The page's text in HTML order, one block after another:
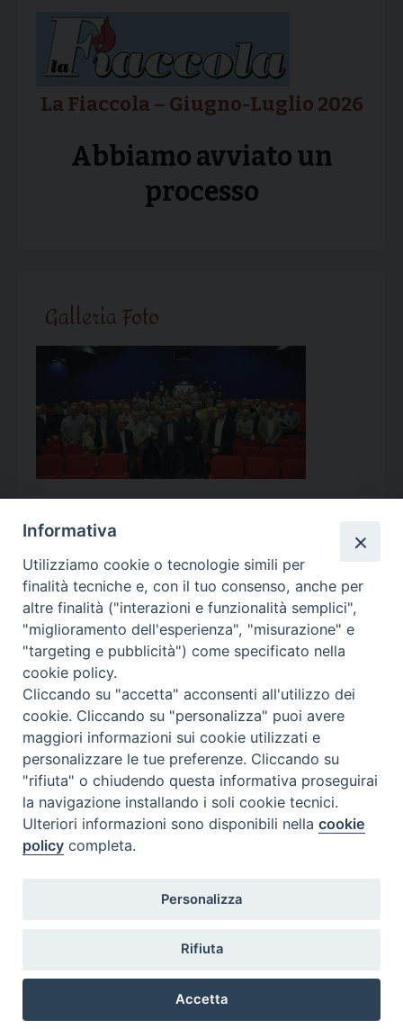
La Fiaccola – Giugno-Luglio 2026
Abbiamo avviato un
processo
Galleria Foto
Calendario Appuntamenti
<< Ago 2026 >>
l m m g v s
d
27
28
3
4 5 6 7 8
9
10
11 12 13 14 15
17
18 19 21
24 25 26 27 28 29 30
31 1
diaconato@seminario.milano.it
Informativa
Utilizziamo cookie o tecnologie simili per
finalità tecniche e, con il tuo consenso, anche per
altre finalità ("interazioni e funzionalità semplici",
"miglioramento dell'esperienza", "misurazione" e
"targeting e pubblicità") come specificato nella
cookie policy.
Cliccando su "accetta" acconsenti all'utilizzo dei
cookie. Cliccando su "personalizza" puoi avere
maggiori informazioni sui cookie utilizzati e
personalizzare le tue preferenze. Cliccando su
"rifiuta" o chiudendo questa informativa proseguirai
la navigazione installando i soli cookie tecnici.
Ulteriori informazioni sono disponibili nellacookie
policy completa.
Personalizza
Rifiuta
Accetta